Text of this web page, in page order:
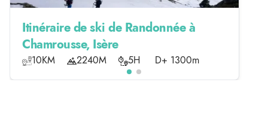
Itinéraire de ski de Randonnée à
Chamrousse, Isère
10KM 2240M 5H D+ 1300m